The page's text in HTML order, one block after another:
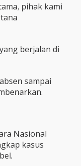
pihak kami
berjalan di
sampai
Nasional
kasus